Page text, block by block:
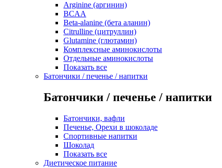
Arginine (аргинин)
BCAA
Beta-alanine (бета аланин)
Citrulline (цитруллин)
Glutamine (глютамин)
Комплексные аминокислоты
Отдельные аминокислоты
Показать все
Батончики / печенье / напитки
Батончики / печенье / напитки
Батончики, вафли
Печенье, Орехи в шоколаде
Спортивные напитки
Шоколад
Показать все
Диетическое питание